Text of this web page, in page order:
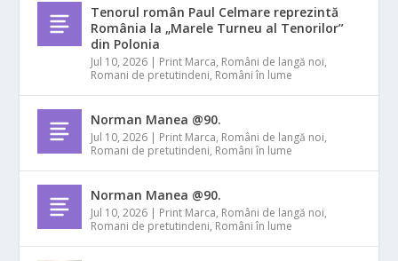
Tenorul român Paul Celmare reprezintă
România la „Marele Turneu al Tenorilor”
din Polonia
Jul 10, 2026 | Print Marca, Români de langă noi,
Romani de pretutindeni, Români în lume
Norman Manea @90.
Jul 10, 2026 | Print Marca, Români de langă noi,
Romani de pretutindeni, Români în lume
Norman Manea @90.
Jul 10, 2026 | Print Marca, Români de langă noi,
Romani de pretutindeni, Români în lume